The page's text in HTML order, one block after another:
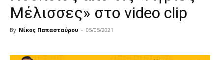
Μέλισσες» στο video clip
By Νίκος Παπασταύρου - 05/05/2021